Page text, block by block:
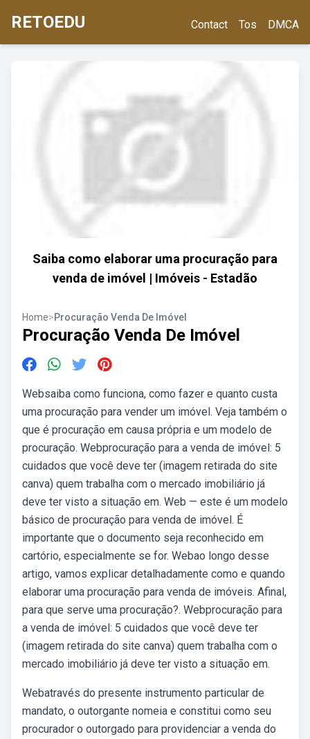
RETOEDU Contact Tos DMCA
Saiba como elaborar uma procuração para
venda de imóvel | Imóveis - Estadão
Home>Procuração Venda De Imóvel
Procuração Venda De Imóvel
Websaiba como funciona, como fazer e quanto custa
uma procuração para vender um imóvel. Veja também o
que é procuração em causa própria e um modelo de
procuração. Webprocuração para a venda de imóvel: 5
cuidados que você deve ter (imagem retirada do site
canva) quem trabalha com o mercado imobiliário já
deve ter visto a situação em. Web — este é um modelo
básico de procuração para venda de imóvel. É
importante que o documento seja reconhecido em
cartório, especialmente se for. Webao longo desse
artigo, vamos explicar detalhadamente como e quando
elaborar uma procuração para venda de imóveis. Afinal,
para que serve uma procuração?. Webprocuração para
a venda de imóvel: 5 cuidados que você deve ter
(imagem retirada do site canva) quem trabalha com o
mercado imobiliário já deve ter visto a situação em.
Webatravés do presente instrumento particular de
mandato, o outorgante nomeia e constitui como seu
procurador o outorgado para providenciar a venda do